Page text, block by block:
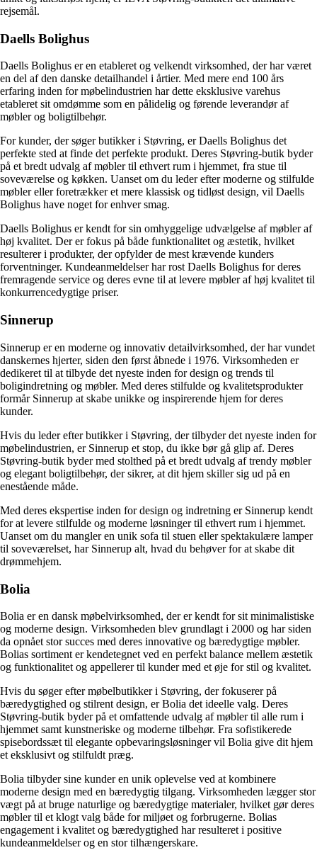
rejsemål.
Daells Bolighus
Daells Bolighus er en etableret og velkendt virksomhed, der har været
en del af den danske detailhandel i årtier. Med mere end 100 års
erfaring inden for møbelindustrien har dette eksklusive varehus
etableret sit omdømme som en pålidelig og førende leverandør af
møbler og boligtilbehør.
For kunder, der søger butikker i Støvring, er Daells Bolighus det
perfekte sted at finde det perfekte produkt. Deres Støvring-butik byder
på et bredt udvalg af møbler til ethvert rum i hjemmet, fra stue til
soveværelse og køkken. Uanset om du leder efter moderne og stilfulde
møbler eller foretrækker et mere klassisk og tidløst design, vil Daells
Bolighus have noget for enhver smag.
Daells Bolighus er kendt for sin omhyggelige udvælgelse af møbler af
høj kvalitet. Der er fokus på både funktionalitet og æstetik, hvilket
resulterer i produkter, der opfylder de mest krævende kunders
forventninger. Kundeanmeldelser har rost Daells Bolighus for deres
fremragende service og deres evne til at levere møbler af høj kvalitet til
konkurrencedygtige priser.
Sinnerup
Sinnerup er en moderne og innovativ detailvirksomhed, der har vundet
danskernes hjerter, siden den først åbnede i 1976. Virksomheden er
dedikeret til at tilbyde det nyeste inden for design og trends til
boligindretning og møbler. Med deres stilfulde og kvalitetsprodukter
formår Sinnerup at skabe unikke og inspirerende hjem for deres
kunder.
Hvis du leder efter butikker i Støvring, der tilbyder det nyeste inden for
møbelindustrien, er Sinnerup et stop, du ikke bør gå glip af. Deres
Støvring-butik byder med stolthed på et bredt udvalg af trendy møbler
og elegant boligtilbehør, der sikrer, at dit hjem skiller sig ud på en
enestående måde.
Med deres ekspertise inden for design og indretning er Sinnerup kendt
for at levere stilfulde og moderne løsninger til ethvert rum i hjemmet.
Uanset om du mangler en unik sofa til stuen eller spektakulære lamper
til soveværelset, har Sinnerup alt, hvad du behøver for at skabe dit
drømmehjem.
Bolia
Bolia er en dansk møbelvirksomhed, der er kendt for sit minimalistiske
og moderne design. Virksomheden blev grundlagt i 2000 og har siden
da opnået stor succes med deres innovative og bæredygtige møbler.
Bolias sortiment er kendetegnet ved en perfekt balance mellem æstetik
og funktionalitet og appellerer til kunder med et øje for stil og kvalitet.
Hvis du søger efter møbelbutikker i Støvring, der fokuserer på
bæredygtighed og stilrent design, er Bolia det ideelle valg. Deres
Støvring-butik byder på et omfattende udvalg af møbler til alle rum i
hjemmet samt kunstneriske og moderne tilbehør. Fra sofistikerede
spisebordssæt til elegante opbevaringsløsninger vil Bolia give dit hjem
et eksklusivt og stilfuldt præg.
Bolia tilbyder sine kunder en unik oplevelse ved at kombinere
moderne design med en bæredygtig tilgang. Virksomheden lægger stor
vægt på at bruge naturlige og bæredygtige materialer, hvilket gør deres
møbler til et klogt valg både for miljøet og forbrugerne. Bolias
engagement i kvalitet og bæredygtighed har resulteret i positive
kundeanmeldelser og en stor tilhængerskare.